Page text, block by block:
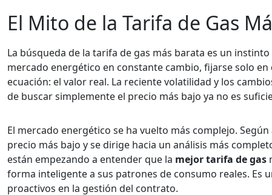
El Mito de la Tarifa de Gas
La búsqueda de la tarifa de gas más barata es un
mercado energético en constante cambio, fijarse solo
ecuación: el valor real. La reciente volatilidad y los
de buscar simplemente el precio más bajo ya no es
El mercado energético se ha vuelto más complejo.
precio más bajo y se dirige hacia un análisis más
están empezando a entender que la mejor tarifa de gas
forma inteligente a sus patrones de consumo reales. Es
proactivos en la gestión del contrato.